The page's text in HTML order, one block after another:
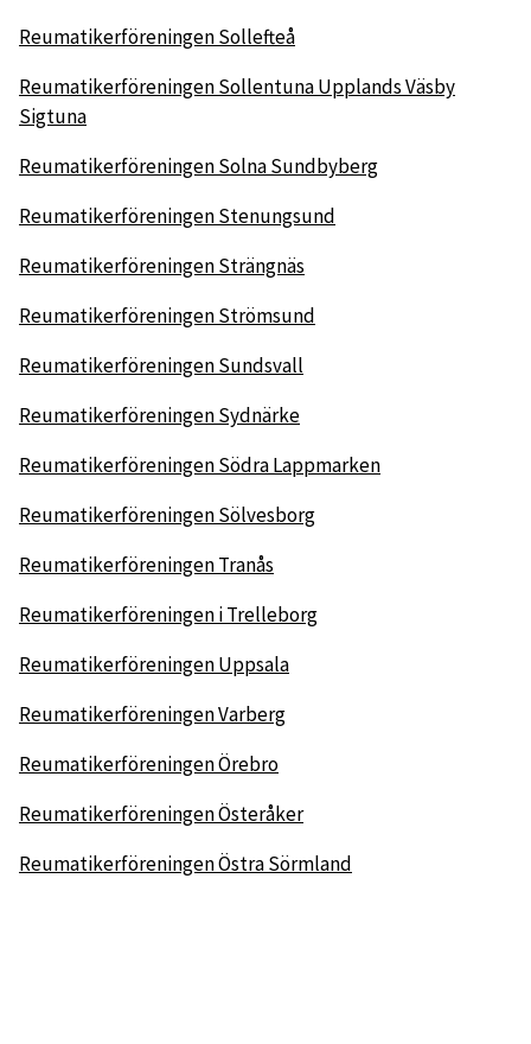
Reumatikerföreningen Sollefteå
Reumatikerföreningen Sollentuna Upplands Väsby
Sigtuna
Reumatikerföreningen Solna Sundbyberg
Reumatikerföreningen Stenungsund
Reumatikerföreningen Strängnäs
Reumatikerföreningen Strömsund
Reumatikerföreningen Sundsvall
Reumatikerföreningen Sydnärke
Reumatikerföreningen Södra Lappmarken
Reumatikerföreningen Sölvesborg
Reumatikerföreningen Tranås
Reumatikerföreningen i Trelleborg
Reumatikerföreningen Uppsala
Reumatikerföreningen Varberg
Reumatikerföreningen Örebro
Reumatikerföreningen Österåker
Reumatikerföreningen Östra Sörmland